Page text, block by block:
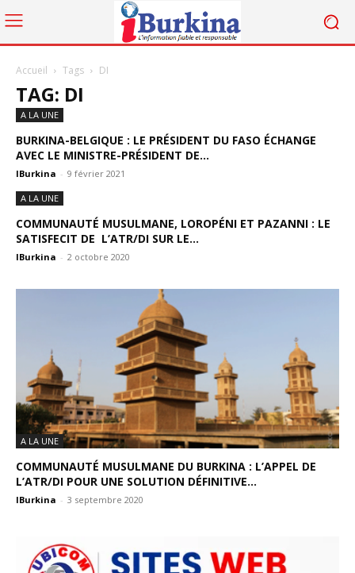
Accueil Tags DI
TAG: DI
A LA UNE
BURKINA-BELGIQUE : LE PRÉSIDENT DU FASO ÉCHANGE
AVEC LE MINISTRE-PRÉSIDENT DE...
IBurkina - 9 février 2021
A LA UNE
COMMUNAUTÉ MUSULMANE, LOROPÉNI ET PAZANNI : LE
SATISFECIT DE L’ATR/DI SUR LE...
IBurkina - 2 octobre 2020
A LA UNE
COMMUNAUTÉ MUSULMANE DU BURKINA : L’APPEL DE
L’ATR/DI POUR UNE SOLUTION DÉFINITIVE...
IBurkina - 3 septembre 2020